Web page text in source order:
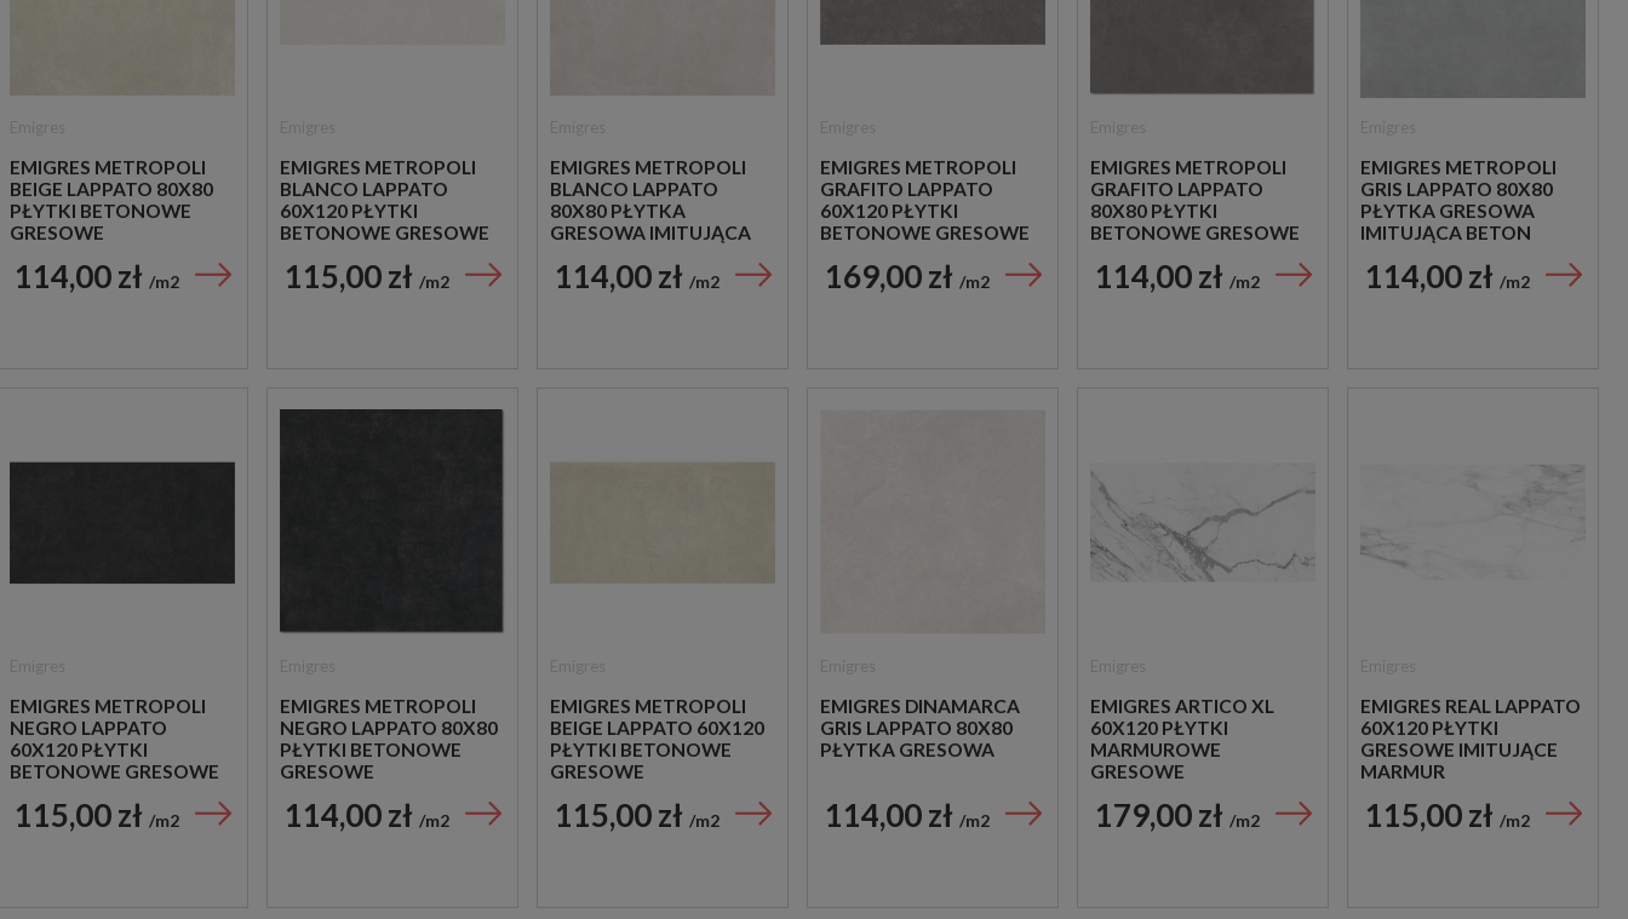
EMIGRES METROPOLI
BEIGE LAPPATO 80X80
PŁYTKI BETONOWE
GRESOWE
114,00 zł m2
EMIGRES METROPOLI
BLANCO LAPPATO
60X120 PŁYTKI
BETONOWE GRESOWE
115,00 zł m2
EMIGRES METROPOLI
BLANCO LAPPATO
80X80 PŁYTKA
GRESOWA IMITUJĄCA
114,00 zł m2
EMIGRES METROPOLI
GRAFITO LAPPATO
60X120 PŁYTKI
BETONOWE GRESOWE
169,00 zł m2
EMIGRES METROPOLI
GRAFITO LAPPATO
80X80 PŁYTKI
BETONOWE GRESOWE
114,00 zł m2
EMIGRES METROPOLI
GRIS LAPPATO 80X80
PŁYTKA GRESOWA
IMITUJĄCA BETON
114,00 zł m2
EMIGRES METROPOLI
NEGRO LAPPATO
60X120 PŁYTKI
BETONOWE GRESOWE
115,00 zł m2
EMIGRES METROPOLI
NEGRO LAPPATO 80X80
PŁYTKI BETONOWE
GRESOWE
114,00 zł m2
EMIGRES METROPOLI
BEIGE LAPPATO 60X120
PŁYTKI BETONOWE
GRESOWE
115,00 zł m2
EMIGRES DINAMARCA
GRIS LAPPATO 80X80
PŁYTKA GRESOWA
114,00 zł m2
EMIGRES ARTICO XL
60X120 PŁYTKI
MARMUROWE
GRESOWE
179,00 zł m2
EMIGRES REAL LAPPATO
60X120 PŁYTKI
GRESOWE IMITUJĄCE
MARMUR
115,00 zł m2